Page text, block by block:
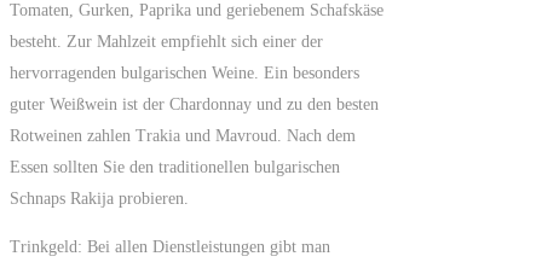
Tomaten, Gurken, Paprika und geriebenem Schafskäse
besteht. Zur Mahlzeit empfiehlt sich einer der
hervorragenden bulgarischen Weine. Ein besonders
guter Weißwein ist der Chardonnay und zu den besten
Rotweinen zahlen Trakia und Mavroud. Nach dem
Essen sollten Sie den traditionellen bulgarischen
Schnaps Rakija probieren.
Trinkgeld: Bei allen Dienstleistungen gibt man